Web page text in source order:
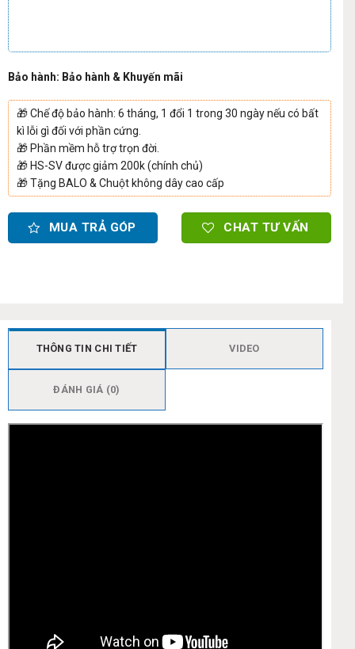
Bảo hành: Bảo hành & Khuyến mãi
🎁Chế độ bảo hành: 6 tháng, 1 đổi 1 trong 30 ngày nếu có bất
kì lỗi gì đối với phần cứng.
🎁 Phần mềm hỗ trợ trọn đời.
🎁 HS-SV được giảm 200k (chính chủ)
🎁Tặng BALO & Chuột không dây cao cấp
MUA TRẢ GÓP CHAT TƯ VẤN
THÔNG TIN CHI TIẾT VIDEO
ĐÁNH GIÁ (0)